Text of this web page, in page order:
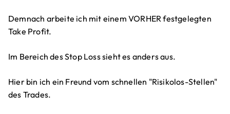
Demnach arbeite ich mit einem VORHER festgelegten
Take Profit.
Im Bereich des Stop Loss sieht es anders aus.
Hier bin ich ein Freund vom schnellen "Risikolos-Stellen"
des Trades.